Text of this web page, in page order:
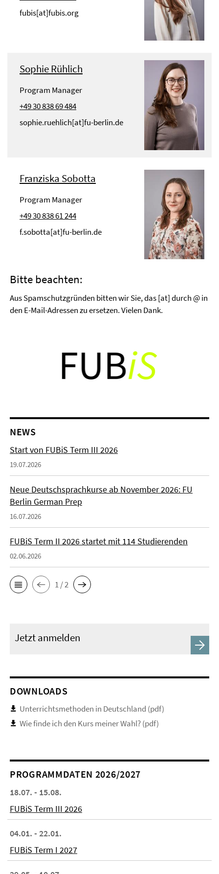
fubis[at]fubis.org
Sophie Rühlich
Program Manager
+49 30 838 69 484
sophie.ruehlich[at]fu-berlin.de
Franziska Sobotta
Program Manager
+49 30 838 61 244
f.sobotta[at]fu-berlin.de
Bitte beachten:
Aus Spamschutzgründen bitten wir Sie, das [at] durch @ in
den E-Mail-Adressen zu ersetzen. Vielen Dank.
NEWS
Start von FUBiS Term III 2026
19.07.2026
Neue Deutschsprachkurse ab November 2026: FU
Berlin German Prep
16.07.2026
FUBiS Term II 2026 startet mit 114 Studierenden
02.06.2026
1 / 2
Jetzt anmelden
DOWNLOADS
Unterrichtsmethoden in Deutschland (pdf)
Wie finde ich den Kurs meiner Wahl? (pdf)
PROGRAMMDATEN 2026/2027
18.07. - 15.08.
FUBiS Term III 2026
04.01. - 22.01.
FUBiS Term I 2027